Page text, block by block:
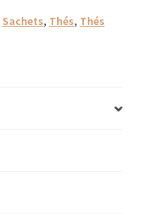
Sachets, Thés, Thés